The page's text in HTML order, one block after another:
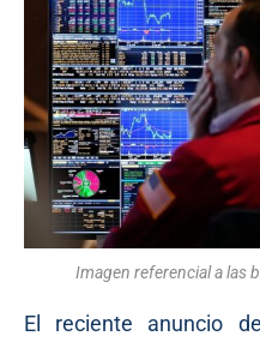
Imagen referencial a las
El reciente anuncio